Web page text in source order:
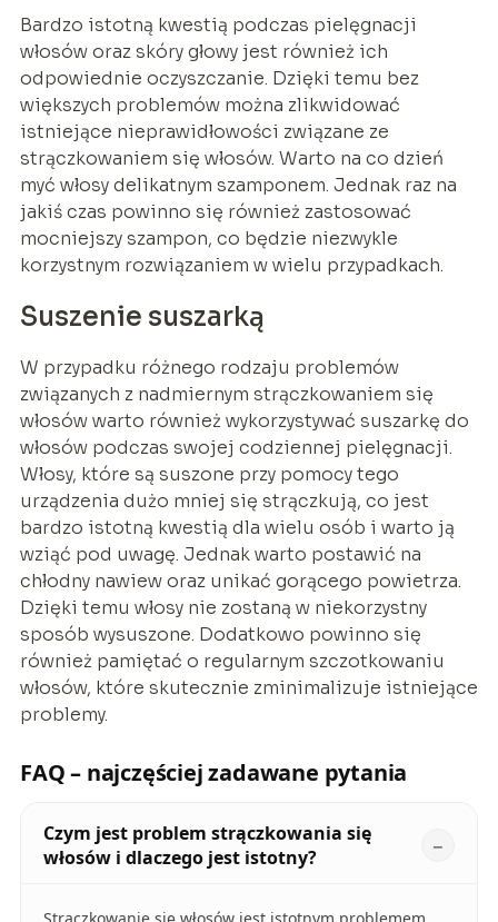
Bardzo istotną kwestią podczas pielęgnacji
włosów oraz skóry głowy jest również ich
odpowiednie oczyszczanie. Dzięki temu bez
większych problemów można zlikwidować
istniejące nieprawidłowości związane ze
strączkowaniem się włosów. Warto na co dzień
myć włosy delikatnym szamponem. Jednak raz na
jakiś czas powinno się również zastosować
mocniejszy szampon, co będzie niezwykle
korzystnym rozwiązaniem w wielu przypadkach.
Suszenie suszarką
W przypadku różnego rodzaju problemów
związanych z nadmiernym strączkowaniem się
włosów warto również wykorzystywać suszarkę do
włosów podczas swojej codziennej pielęgnacji.
Włosy, które są suszone przy pomocy tego
urządzenia dużo mniej się strączkują, co jest
bardzo istotną kwestią dla wielu osób i warto ją
wziąć pod uwagę. Jednak warto postawić na
chłodny nawiew oraz unikać gorącego powietrza.
Dzięki temu włosy nie zostaną w niekorzystny
sposób wysuszone. Dodatkowo powinno się
również pamiętać o regularnym szczotkowaniu
włosów, które skutecznie zminimalizuje istniejące
problemy.
FAQ – najczęściej zadawane pytania
Czym jest problem strączkowania się
włosów i dlaczego jest istotny?